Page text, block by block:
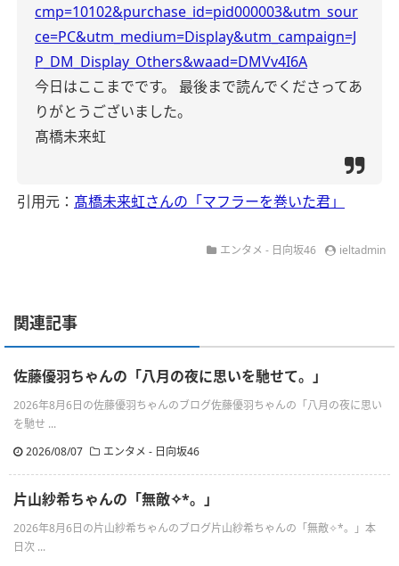
cmp=10102&purchase_id=pid000003&utm_sour
ce=PC&utm_medium=Display&utm_campaign=J
P_DM_Display_Others&waad=DMVv4I6A
今日はここまでです。
最後まで読んでくださってあ
りがとうございました。
髙橋未来虹
引用元： 髙橋未来虹さんの「マフラーを巻いた君」
エンタメ - 日向坂46 ieltadmin
関連記事
佐藤優羽ちゃんの「八月の夜に思いを馳せて。」
2026年8月6日の佐藤優羽ちゃんのブログ佐藤優羽ちゃんの「八月の夜に思い
を馳せ ...
2026/08/07
エンタメ - 日向坂46
片山紗希ちゃんの「無敵✧︎*。」
2026年8月6日の片山紗希ちゃんのブログ片山紗希ちゃんの「無敵✧︎*。」本
日次 ...